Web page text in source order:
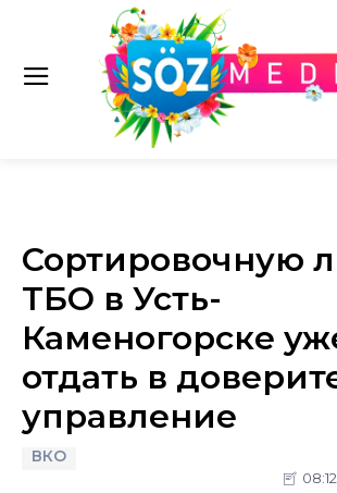
Сортировочную
ТБО в Усть-
Каменогорске
отдать в
управление
ВКО